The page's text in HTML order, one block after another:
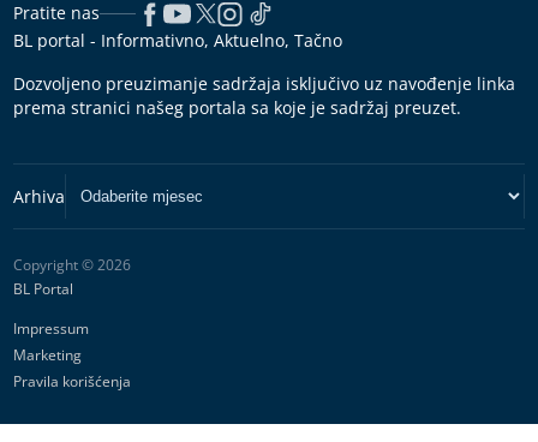
Pratite nas
BL portal - Informativno, Aktuelno, Tačno
Dozvoljeno preuzimanje sadržaja isključivo uz navođenje linka
prema stranici našeg portala sa koje je sadržaj preuzet.
Copyright © 2026
BL Portal
Impressum
Marketing
Pravila korišćenja